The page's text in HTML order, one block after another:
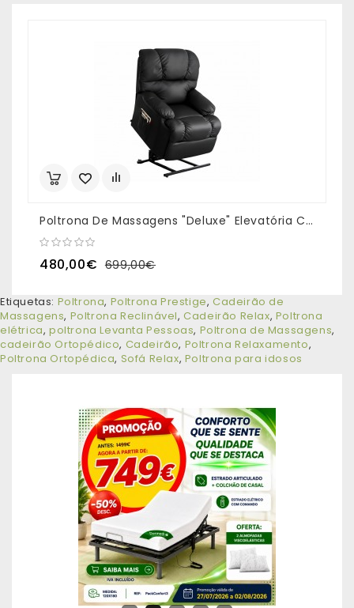
Poltrona De Massagens "Deluxe" Elevatória Cor Preto
480,00€ 699,00€
Etiquetas: Poltrona, Poltrona Prestige,Cadeirão de
Massagens, Poltrona Reclinável,Cadeirão Relax, Poltrona
elétrica,poltrona Levanta Pessoas, Poltrona de Massagens,
cadeirão Ortopédico, Cadeirão, Poltrona Relaxamento,
Poltrona Ortopédica, Sofá Relax, Poltrona para idosos